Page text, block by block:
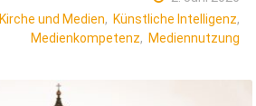
Kirche und Medien, Künstliche Intelligenz,
Medienkompetenz, Mediennutzung